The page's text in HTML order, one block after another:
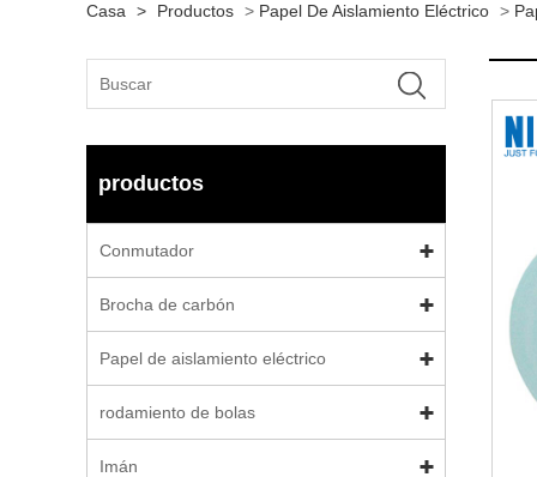
Casa > Productos > Papel De Aislamiento Eléctrico >
productos
Conmutador
Brocha de carbón
Papel de aislamiento eléctrico
rodamiento de bolas
Imán